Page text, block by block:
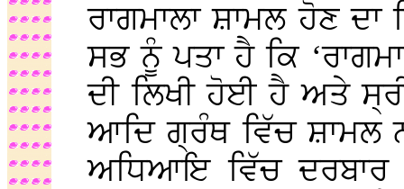
ਰਾਗਮਾਲਾ ਸ਼ਾਮਲ ਹੋਣ
ਸਭ ਨੂੰ ਪਤਾ ਹੈ ਕਿ
ਦੀ ਲਿਖੀ ਹੋਈ ਹੈ ਅਤੇ
ਆਦਿ ਗ੍ਰੰਥ ਵਿੱਚ ਸ਼ਾਮਲ
ਅਧਿਆਇ ਵਿੱਚ ਦਰਬਾਰ